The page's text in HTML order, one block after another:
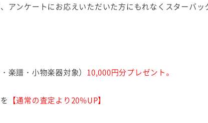
アンケートにお応えいただいた方にもれなくスターバッ
楽譜・小物楽器対象） 10,000円分プレゼント。
【通常の査定より20%UP】